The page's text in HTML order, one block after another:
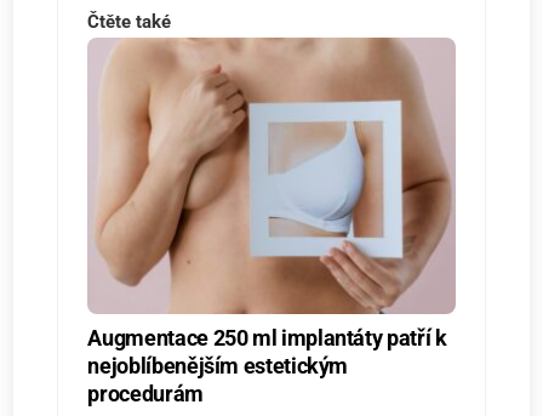
Čtěte také
Augmentace 250 ml implantáty patří k
nejoblíbenějším estetickým
procedurám